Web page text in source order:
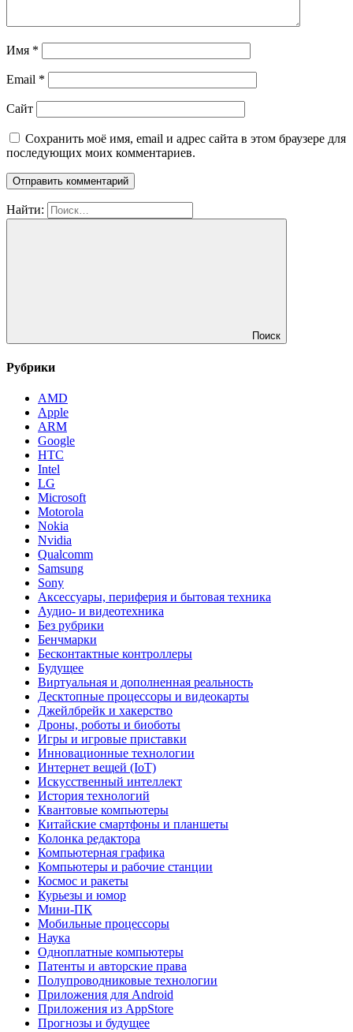
Имя *
Email *
Сайт
Сохранить моё имя, email и адрес сайта в этом браузере для
последующих моих комментариев.
Найти:
Поиск
Рубрики
AMD
Apple
ARM
Google
HTC
Intel
LG
Microsoft
Motorola
Nokia
Nvidia
Qualcomm
Samsung
Sony
Аксессуары, периферия и бытовая техника
Аудио- и видеотехника
Без рубрики
Бенчмарки
Бесконтактные контроллеры
Будущее
Виртуальная и дополненная реальность
Десктопные процессоры и видеокарты
Джейлбрейк и хакерство
Дроны, роботы и биоботы
Игры и игровые приставки
Инновационные технологии
Интернет вещей (IoT)
Искусственный интеллект
История технологий
Квантовые компьютеры
Китайские смартфоны и планшеты
Колонка редактора
Компьютерная графика
Компьютеры и рабочие станции
Космос и ракеты
Курьезы и юмор
Мини-ПК
Мобильные процессоры
Наука
Одноплатные компьютеры
Патенты и авторские права
Полупроводниковые технологии
Приложения для Android
Приложения из AppStore
Прогнозы и будущее